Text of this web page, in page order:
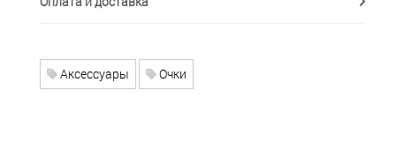
Аксессуары Очки